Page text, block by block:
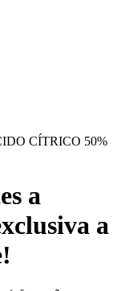
de
CÍTRICO 50%
a
a